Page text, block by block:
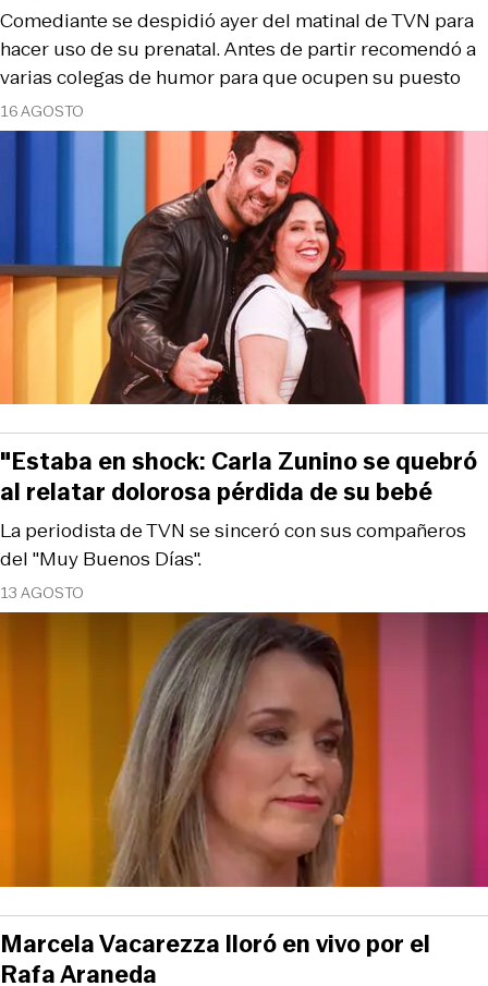
16 AGOSTO
Comediante se despidió ayer del matinal de TVN para
hacer uso de su prenatal. Antes de partir recomendó a
varias colegas de humor para que ocupen su puesto
13 AGOSTO
La periodista de TVN se sinceró con sus compañeros
del "Muy Buenos Días".
"Estaba en shock: Carla Zunino se quebró
al relatar dolorosa pérdida de su bebé
Marcela Vacarezza lloró en vivo por el
Rafa Araneda